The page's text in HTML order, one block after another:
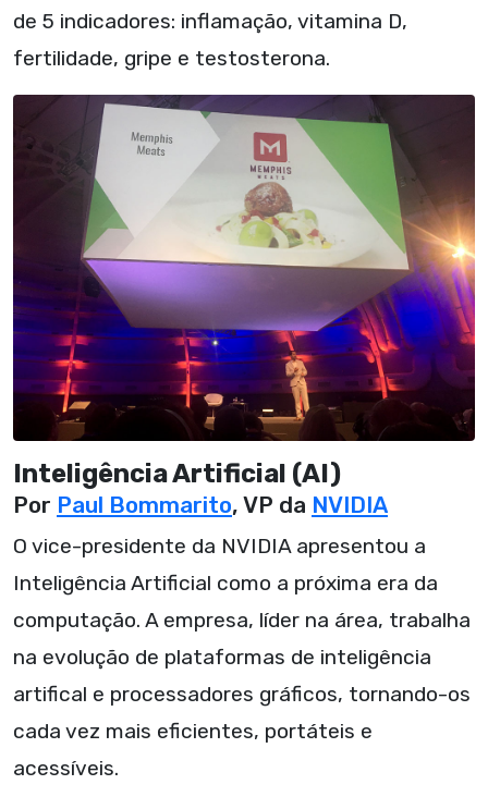
de 5 indicadores: inflamação, vitamina D,
fertilidade, gripe e testosterona.
Inteligência Artificial (AI)
Por Paul Bommarito, VP da NVIDIA
O vice-presidente da NVIDIA apresentou a
Inteligência Artificial como a próxima era da
computação. A empresa, líder na área, trabalha
na evolução de plataformas de inteligência
artifical e processadores gráficos, tornando-os
cada vez mais eficientes, portáteis e
acessíveis.